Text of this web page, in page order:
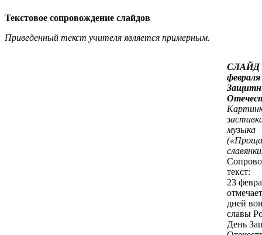
Текстовое сопровождение слайдов
Приведенный текст учителя является примерным.
СЛАЙД
музыка
текст:
23
дней
славы
День